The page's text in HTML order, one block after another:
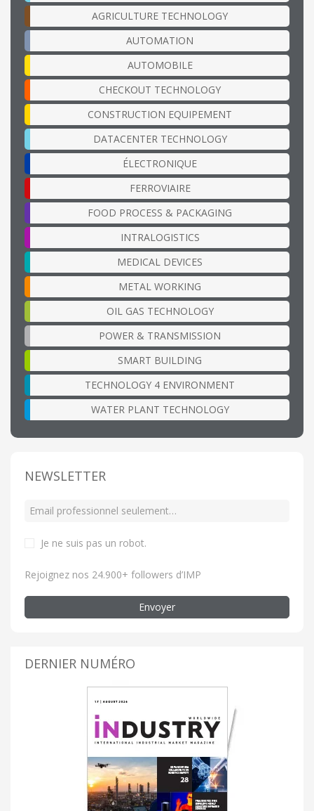
AGRICULTURE TECHNOLOGY
AUTOMATION
AUTOMOBILE
CHECKOUT TECHNOLOGY
CONSTRUCTION EQUIPEMENT
DATACENTER TECHNOLOGY
ÉLECTRONIQUE
FERROVIAIRE
FOOD PROCESS & PACKAGING
INTRALOGISTICS
MEDICAL DEVICES
METAL WORKING
OIL GAS TECHNOLOGY
POWER & TRANSMISSION
SMART BUILDING
TECHNOLOGY 4 ENVIRONMENT
WATER PLANT TECHNOLOGY
NEWSLETTER
Je ne suis pas un robot.
Rejoignez nos 24.900+ followers d’IMP
Envoyer
DERNIER NUMÉRO